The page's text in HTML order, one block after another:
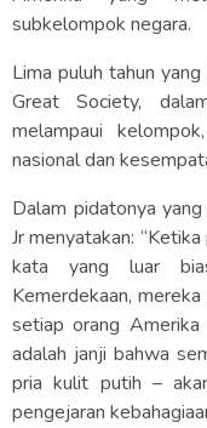
subkelompok negara.
Lima puluh tahun
Great Society,
melampaui
nasional dan
Dalam pidatonya
Jr menyatakan:
kata yang luar
Kemerdekaan,
setiap orang Amerika
adalah janji bahwa
pria kulit putih –
pengejaran